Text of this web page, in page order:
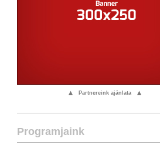
▴ Partnereink ajánlata ▴
Programjaink